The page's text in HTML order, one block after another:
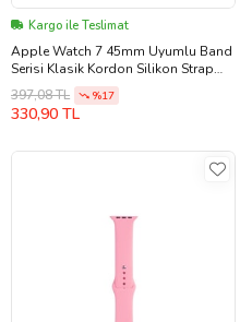
Kargo ile Teslimat
Apple Watch 7 45mm Uyumlu Band
Serisi Klasik Kordon Silikon Strap
Kayış (Lila)
397,08 TL %17
330,90 TL